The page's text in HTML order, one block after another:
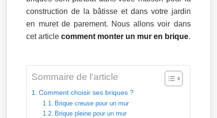
construction de la bâtisse et dans votre jardin
en muret de parement. Nous allons voir dans
cet articlecomment monter un mur en brique.
Sommaire de l'article
Comment choisir ses briques ?
Brique creuse pour un mur
Brique pleine pour un mur